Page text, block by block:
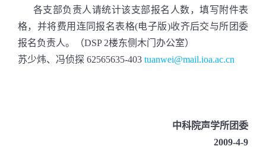
各支部负责人请统计该支部报名人数，填写附件表
格，并将费用连同报名表格(电子版)收齐后交与所团委
报名负责人。（DSP 2楼东侧木门办公室）
苏少炜、冯侦探 62565635-403 tuanwei@mail.ioa.ac.cn
中科院声学所团委
2009-4-9